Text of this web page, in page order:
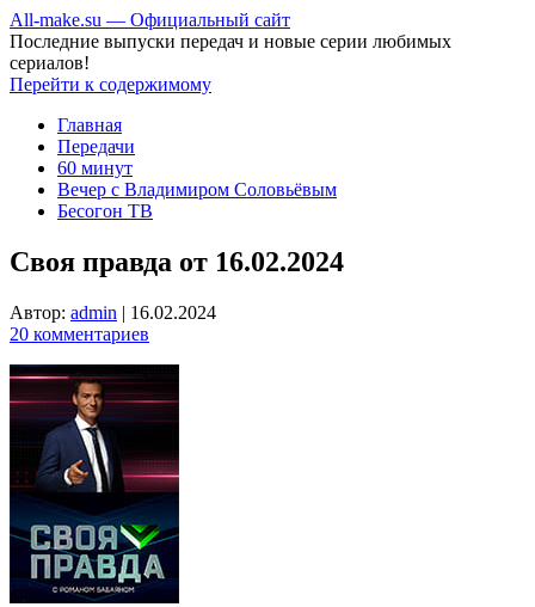
All-make.su — Официальный сайт
Последние выпуски передач и новые серии любимых
сериалов!
Перейти к содержимому
Главная
Передачи
60 минут
Вечер с Владимиром Соловьёвым
Бесогон ТВ
Своя правда от 16.02.2024
Автор: admin | 16.02.2024
20 комментариев